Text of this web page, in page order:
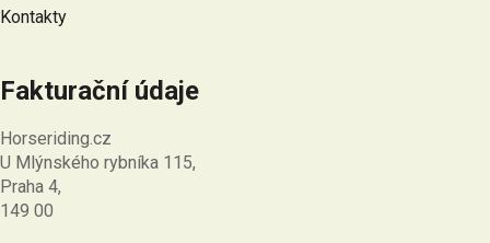
Kontakty
Fakturační údaje
Horseriding.cz
U Mlýnského rybníka 115,
Praha 4,
149 00